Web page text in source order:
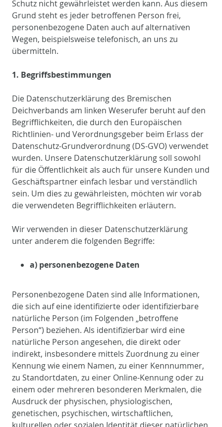
Schutz nicht gewährleistet werden kann. Aus diesem
Grund steht es jeder betroffenen Person frei,
personenbezogene Daten auch auf alternativen
Wegen, beispielsweise telefonisch, an uns zu
übermitteln.
1. Begriffsbestimmungen
Die Datenschutzerklärung des Bremischen
Deichverbands am linken Weserufer beruht auf den
Begrifflichkeiten, die durch den Europäischen
Richtlinien- und Verordnungsgeber beim Erlass der
Datenschutz-Grundverordnung (DS-GVO) verwendet
wurden. Unsere Datenschutzerklärung soll sowohl
für die Öffentlichkeit als auch für unsere Kunden und
Geschäftspartner einfach lesbar und verständlich
sein. Um dies zu gewährleisten, möchten wir vorab
die verwendeten Begrifflichkeiten erläutern.
Wir verwenden in dieser Datenschutzerklärung
unter anderem die folgenden Begriffe:
a) personenbezogene Daten
Personenbezogene Daten sind alle Informationen,
die sich auf eine identifizierte oder identifizierbare
natürliche Person (im Folgenden „betroffene
Person“) beziehen. Als identifizierbar wird eine
natürliche Person angesehen, die direkt oder
indirekt, insbesondere mittels Zuordnung zu einer
Kennung wie einem Namen, zu einer Kennnummer,
zu Standortdaten, zu einer Online-Kennung oder zu
einem oder mehreren besonderen Merkmalen, die
Ausdruck der physischen, physiologischen,
genetischen, psychischen, wirtschaftlichen,